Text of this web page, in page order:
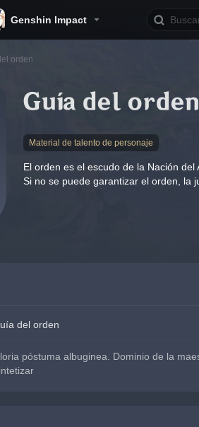
Genshin Impact
orden
Guía del orden
Material de talento de personaje
El orden es el escudo de la Nación
Si no se puede garantizar el orden, la
del orden
póstuma albuginea. Dominio de la